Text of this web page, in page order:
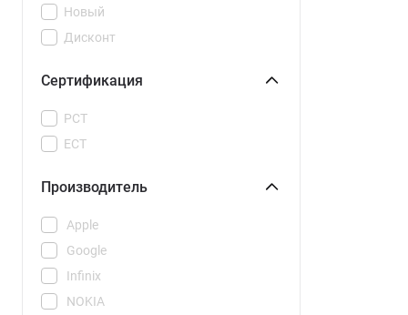
Новый
Дисконт
Сертификация
РСТ
ЕСТ
Производитель
Apple
Google
Infinix
NOKIA